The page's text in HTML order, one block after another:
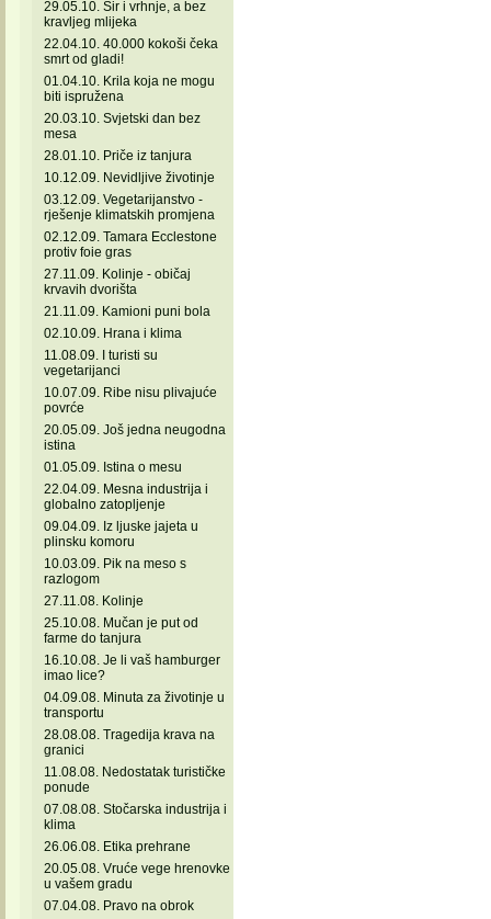
29.05.10. Sir i vrhnje, a bez
kravljeg mlijeka
22.04.10. 40.000 kokoši čeka
smrt od gladi!
01.04.10. Krila koja ne mogu
biti ispružena
20.03.10. Svjetski dan bez
mesa
28.01.10. Priče iz tanjura
10.12.09. Nevidljive životinje
03.12.09. Vegetarijanstvo -
rješenje klimatskih promjena
02.12.09. Tamara Ecclestone
protiv foie gras
27.11.09. Kolinje - običaj
krvavih dvorišta
21.11.09. Kamioni puni bola
02.10.09. Hrana i klima
11.08.09. I turisti su
vegetarijanci
10.07.09. Ribe nisu plivajuće
povrće
20.05.09. Još jedna neugodna
istina
01.05.09. Istina o mesu
22.04.09. Mesna industrija i
globalno zatopljenje
09.04.09. Iz ljuske jajeta u
plinsku komoru
10.03.09. Pik na meso s
razlogom
27.11.08. Kolinje
25.10.08. Mučan je put od
farme do tanjura
16.10.08. Je li vaš hamburger
imao lice?
04.09.08. Minuta za životinje u
transportu
28.08.08. Tragedija krava na
granici
11.08.08. Nedostatak turističke
ponude
07.08.08. Stočarska industrija i
klima
26.06.08. Etika prehrane
20.05.08. Vruće vege hrenovke
u vašem gradu
07.04.08. Pravo na obrok